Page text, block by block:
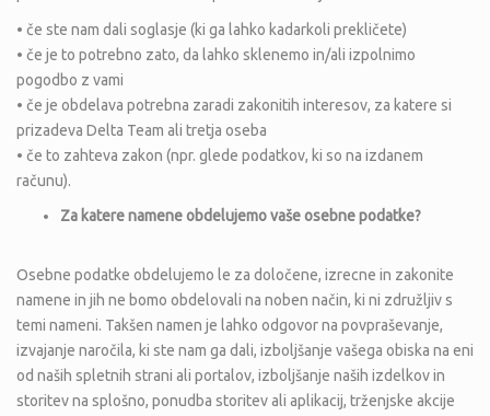
• če ste nam dali soglasje (ki ga lahko kadarkoli prekličete)
• če je to potrebno zato, da lahko sklenemo in/ali izpolnimo
pogodbo z vami
• če je obdelava potrebna zaradi zakonitih interesov, za katere si
prizadeva Delta Team ali tretja oseba
• če to zahteva zakon (npr. glede podatkov, ki so na izdanem
računu).
Za katere namene obdelujemo vaše osebne podatke?
Osebne podatke obdelujemo le za določene, izrecne in zakonite
namene in jih ne bomo obdelovali na noben način, ki ni združljiv s
temi nameni. Takšen namen je lahko odgovor na povpraševanje,
izvajanje naročila, ki ste nam ga dali, izboljšanje vašega obiska na eni
od naših spletnih strani ali portalov, izboljšanje naših izdelkov in
storitev na splošno, ponudba storitev ali aplikacij, trženjske akcije